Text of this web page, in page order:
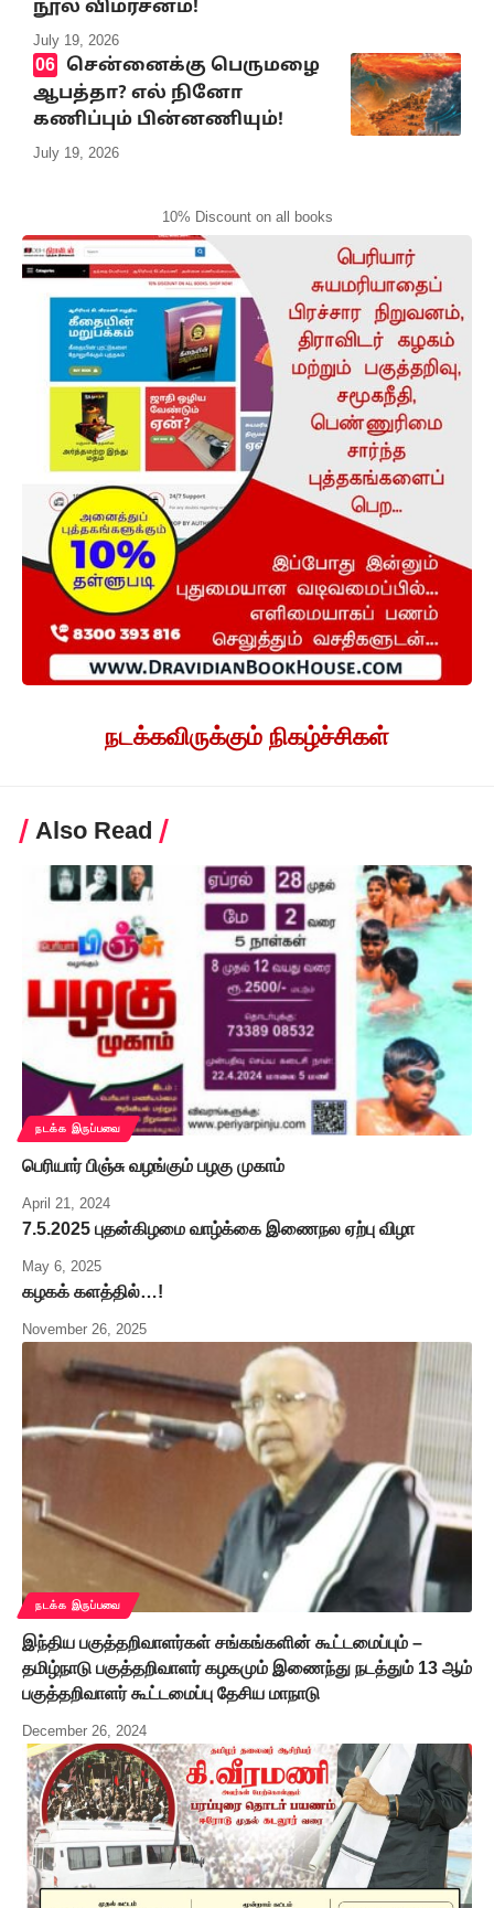
நூல் விமர்சனம்!
July 19, 2026
சென்னைக்கு பெருமழை
ஆபத்தா? எல் நினோ
கணிப்பும் பின்னணியும்!
July 19, 2026
10% Discount on all books
நடக்கவிருக்கும் நிகழ்ச்சிகள்
Also Read
நடக்க இருப்பவை
பெரியார் பிஞ்சு வழங்கும் பழகு முகாம்
April 21, 2024
7.5.2025 புதன்கிழமை வாழ்க்கை இணைநல ஏற்பு விழா
May 6, 2025
கழகக் களத்தில்…!
November 26, 2025
நடக்க இருப்பவை
இந்திய பகுத்தறிவாளர்கள் சங்கங்களின் கூட்டமைப்பும் –
தமிழ்நாடு பகுத்தறிவாளர் கழகமும் இணைந்து நடத்தும் 13 ஆம்
பகுத்தறிவாளர் கூட்டமைப்பு தேசிய மாநாடு
December 26, 2024